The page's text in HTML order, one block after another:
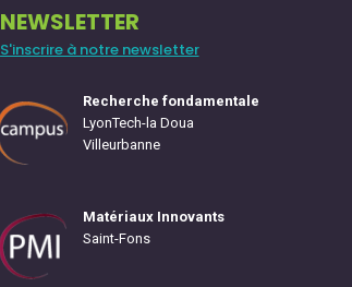
NEWSLETTER
S'inscrire à notre newsletter
Recherche fondamentale
LyonTech-la Doua
Villeurbanne
Matériaux Innovants
Saint-Fons